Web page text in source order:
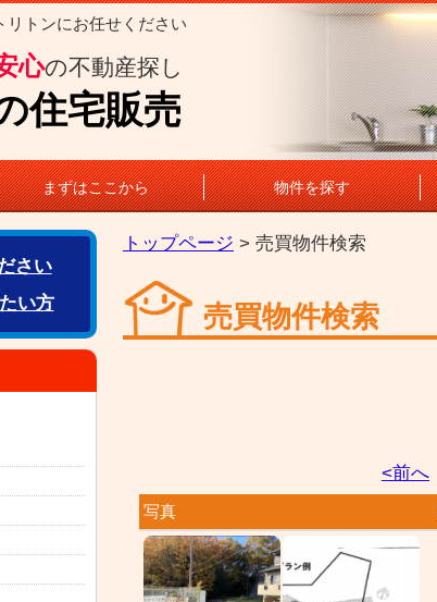
トンにお任せください
心の不動産探し
住宅販売
まずはここから 物件を探す
トップページ > 売買物件検索
売買物件検索
<前へ
写真
さい
い方